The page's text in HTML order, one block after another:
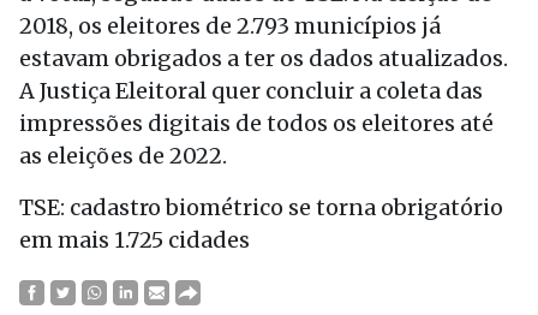
2018, os eleitores de 2.793 municípios já
estavam obrigados ater os dados atualizados.
A Justiça Eleitoral quer concluir a coleta das
impressões digitais de todos os eleitores até
as eleições de 2022.
TSE: cadastro biométrico se torna obrigatório
em mais 1.725 cidades